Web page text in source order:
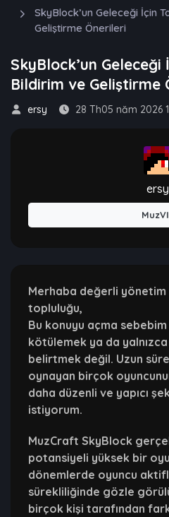
SkyBlock’un Geleceği İçin
Geliştirme Önerileri
SkyBlock’un Geleceği
Bildirim ve Geliştirme
ersy 28 Th05 năm 2026
ersy
Merhaba değerli
topluluğu,
Bu konuyu açma
kötülemek ya da
belirtmek değil. Uzun
oynayan birçok
daha düzenli ve yapıcı
istiyorum.
MuzCraft SkyBlock
potansiyeli yüksek bir
dönemlerde oyuncu
sürekliliğinde gözle
birçok kişi tarafından